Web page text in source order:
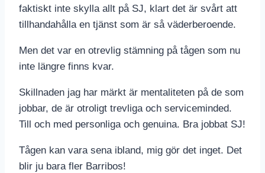
faktiskt inte skylla allt på SJ, klart det är svårt att
tillhandahålla en tjänst som är så väderberoende.
Men det var en otrevlig stämning på tågen som nu
inte längre finns kvar.
Skillnaden jag har märkt är mentaliteten på de som
jobbar, de är otroligt trevliga och serviceminded.
Till och med personliga och genuina. Bra jobbat SJ!
Tågen kan vara sena ibland, mig gör det inget. Det
blir ju bara fler Barribos!